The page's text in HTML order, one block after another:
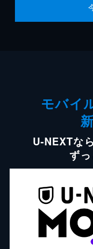
モバイ
U-NEXTな
ず